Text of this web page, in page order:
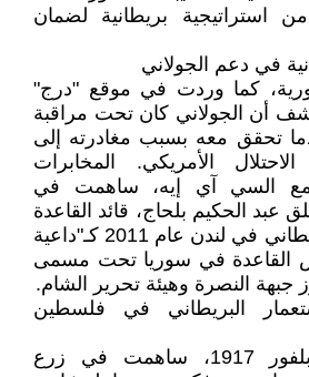
استراتيجية بريطانية لضمان
في دعم الجولاني
كما وردت في موقع "درج"
2024، تكشف أن الجولاني كان تحت مراقبة
منذ 2003، عندما تحقق معه بسبب مغادرته إلى
الأمريكي. المخابرات
مع السي آي إيه، ساهمت في
عبد الحكيم بلحاج، قائد القاعدة
في ليبيا، من سجن بريطاني في لندن عام 2011 كـ"داعية
القاعدة في سوريا تحت مسمى
جبهة النصرة وهيئة تحرير الشام.
البريطاني في فلسطين
بريطانيا، عبر وعد بلفور 1917، ساهمت في زرع